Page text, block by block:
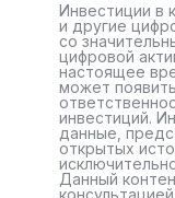
Инвестиции в
и другие
со
цифровой
настоящее
может
инвестиций.
данные,
открытых
Данный